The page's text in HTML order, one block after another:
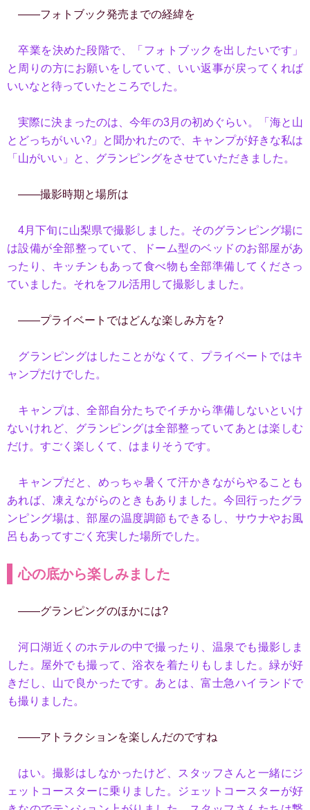
――フォトブック発売までの経緯を
卒業を決めた段階で、「フォトブックを出したいです」
と周りの方にお願いをしていて、いい返事が戻ってくれば
いいなと待っていたところでした。
実際に決まったのは、今年の3月の初めぐらい。「海と山
とどっちがいい?」と聞かれたので、キャンプが好きな私は
「山がいい」と、グランピングをさせていただきました。
――撮影時期と場所は
4月下旬に山梨県で撮影しました。そのグランピング場に
は設備が全部整っていて、ドーム型のベッドのお部屋があ
ったり、キッチンもあって食べ物も全部準備してくださっ
ていました。それをフル活用して撮影しました。
――プライベートではどんな楽しみ方を?
グランピングはしたことがなくて、プライベートではキ
ャンプだけでした。
キャンプは、全部自分たちでイチから準備しないといけ
ないけれど、グランピングは全部整っていてあとは楽しむ
だけ。すごく楽しくて、はまりそうです。
キャンプだと、めっちゃ暑くて汗かきながらやることも
あれば、凍えながらのときもありました。今回行ったグラ
ンピング場は、部屋の温度調節もできるし、サウナやお風
呂もあってすごく充実した場所でした。
心の底から楽しみました
――グランピングのほかには?
河口湖近くのホテルの中で撮ったり、温泉でも撮影しま
した。屋外でも撮って、浴衣を着たりもしました。緑が好
きだし、山で良かったです。あとは、富士急ハイランドで
も撮りました。
――アトラクションを楽しんだのですね
はい。撮影はしなかったけど、スタッフさんと一緒にジ
ェットコースターに乗りました。ジェットコースターが好